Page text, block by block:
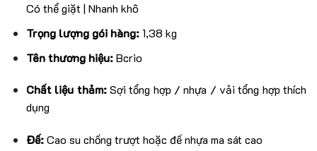
Có thể giặt | Nhanh khô
Trọng lượng gói hàng:‎1,38 kg
Tên thương hiệu:‎Bcrio
Chất liệu thảm:Sợi tổng hợp / nhựa / vải tổng hợp thích
dụng
Đế:Cao su chống trượt hoặc đế nhựa ma sát cao